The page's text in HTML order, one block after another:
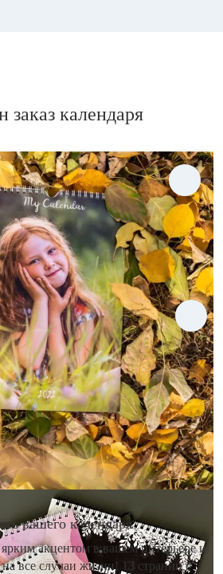
заказ календаря
вашего календаря
ярким акцентом в вашем интерьере и
все случаи жизни! 13 страниц с